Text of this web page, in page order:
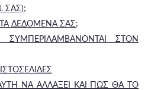
ΣΑΣ);
ΔΕΔΟΜΕΝΑ ΣΑΣ;
ΣΥΜΠΕΡΙΛΑΜΒΑΝΟΝΤΑΙ ΣΤΟΝ
ΝΑ ΑΛΛΑΞΕΙ ΚΑΙ ΠΩΣ ΘΑ ΤΟ